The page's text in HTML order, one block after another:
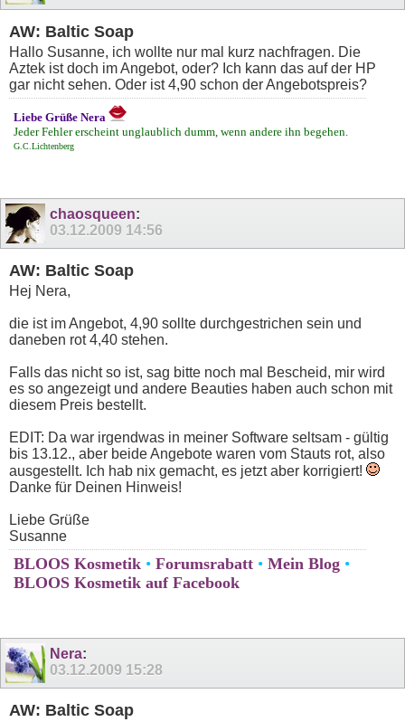
AW: Baltic Soap
Hallo Susanne, ich wollte nur mal kurz nachfragen. Die
Aztek ist doch im Angebot, oder? Ich kann das auf der HP
gar nicht sehen. Oder ist 4,90 schon der Angebotspreis?
Liebe Grüße Nera
Jeder Fehler erscheint unglaublich dumm, wenn andere ihn begehen.
G.C.Lichtenberg
chaosqueen:
03.12.2009 14:56
AW: Baltic Soap
Hej Nera,
die ist im Angebot, 4,90 sollte durchgestrichen sein und
daneben rot 4,40 stehen.
Falls das nicht so ist, sag bitte noch mal Bescheid, mir wird
es so angezeigt und andere Beauties haben auch schon mit
diesem Preis bestellt.
EDIT: Da war irgendwas in meiner Software seltsam - gültig
bis 13.12., aber beide Angebote waren vom Stauts rot, also
ausgestellt. Ich hab nix gemacht, es jetzt aber korrigiert!
Danke für Deinen Hinweis!
Liebe Grüße
Susanne
BLOOS Kosmetik • Forumsrabatt • Mein Blog •
BLOOS Kosmetik auf Facebook
Nera:
03.12.2009 15:28
AW: Baltic Soap